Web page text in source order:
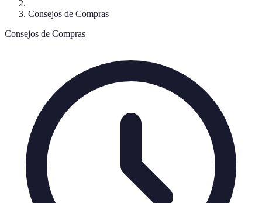
Consejos de Compras
Consejos de Compras